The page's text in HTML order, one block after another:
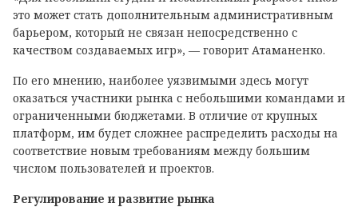
это может стать дополнительным административным
барьером, который не связан непосредственно с
качеством создаваемых игр», — говорит Атаманенко.
По его мнению, наиболее уязвимыми здесь могут
оказаться участники рынка с небольшими командами и
ограниченными бюджетами. В отличие от крупных
платформ, им будет сложнее распределить расходы на
соответствие новым требованиям между большим
числом пользователей и проектов.
Регулирование и развитие рынка